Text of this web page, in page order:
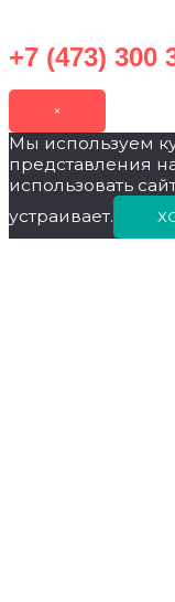
+7 (473) 300
×
Мы используем
представления
использовать
устраивает.